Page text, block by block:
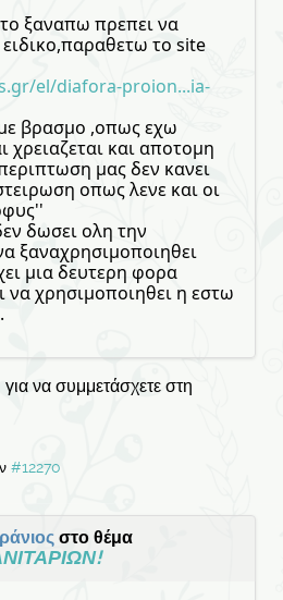
ξαναπω πρεπει να
το site
el/diafora-proion...ia-
βρασμο ,οπως εχω
χρειαζεται και αποτομη
μας δεν κανει
οπως λενε και οι
δωσει ολη την
ξαναχρησιμοποιηθει
μια δευτερη φορα
να χρησιμοποιηθει η εστω
για να συμμετάσχετε στη
#12270
στο θέμα